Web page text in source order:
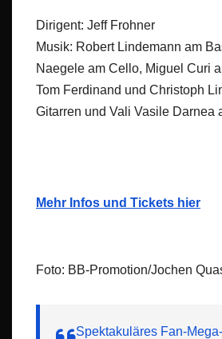
Dirigent: Jeff Frohner
Musik: Robert Lindemann am
Naegele am Cello, Miguel Curi
Tom Ferdinand und Christoph
Gitarren und Vali Vasile Darnea
Mehr Infos und Tickets hier
Foto: BB-Promotion/Jochen
Spektakuläres Fan-